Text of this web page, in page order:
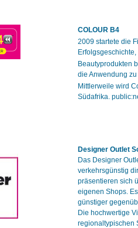
COLOUR B4
2009 startete die
Beautyprodukten
die Anwendung
Mittlerweile wird
Südafrika.
Designer Outlet
Das Designer
verkehrsgünstig
präsentieren sich
eigenen Shops.
günstiger
Die hochwertige
regionaltypischen